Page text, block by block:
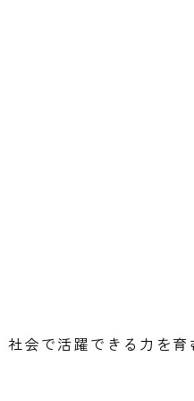
会で活躍できる力を育